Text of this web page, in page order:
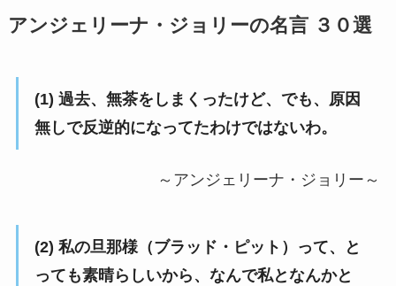
アンジェリーナ・ジョリーの名言 ３０選
(1) 過去、無茶をしまくったけど、でも、原因
無しで反逆的になってたわけではないわ。
～アンジェリーナ・ジョリー～
(2) 私の旦那様（ブラッド・ピット）って、と
っても素晴らしいから、なんで私となんかと